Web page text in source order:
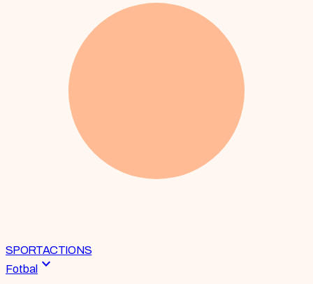
SPORTACTIONS
Fotbal expand_more